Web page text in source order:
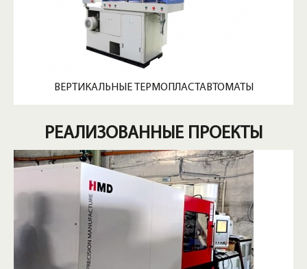
ВЕРТИКАЛЬНЫЕ ТЕРМОПЛАСТАВТОМАТЫ
РЕАЛИЗОВАННЫЕ ПРОЕКТЫ